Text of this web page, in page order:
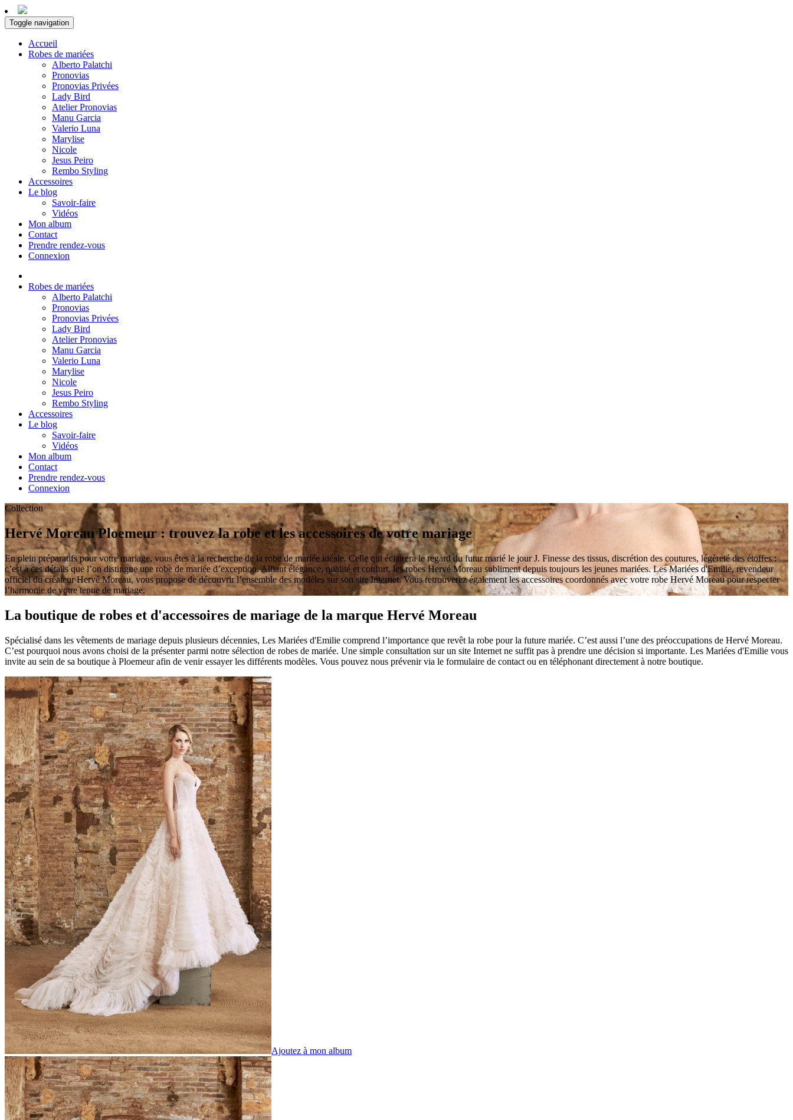
Toggle navigation
Accueil
Robes de mariées
Alberto Palatchi
Pronovias
Pronovias Privées
Lady Bird
Atelier Pronovias
Manu Garcia
Valerio Luna
Marylise
Nicole
Jesus Peiro
Rembo Styling
Accessoires
Le blog
Savoir-faire
Vidéos
Mon album
Contact
Prendre rendez-vous
Connexion
Robes de mariées
Alberto Palatchi
Pronovias
Pronovias Privées
Lady Bird
Atelier Pronovias
Manu Garcia
Valerio Luna
Marylise
Nicole
Jesus Peiro
Rembo Styling
Accessoires
Le blog
Savoir-faire
Vidéos
Mon album
Contact
Prendre rendez-vous
Connexion
Collection
Hervé Moreau Ploemeur : trouvez la robe et les accessoires de votre mariage
En plein préparatifs pour votre mariage, vous êtes à la recherche de la robe de mariée idéale. Celle qui éclairera le regard du futur marié le jour J. Finesse des tissus, discrétion des coutures, légèreté des étoffes :
c’est à ces détails que l’on distingue une robe de mariée d’exception. Alliant élégance, qualité et confort, les robes Hervé Moreau subliment depuis toujours les jeunes mariées. Les Mariées d'Emilie, revendeur
officiel du créateur Hervé Moreau, vous propose de découvrir l’ensemble des modèles sur son site Internet. Vous retrouverez également les accessoires coordonnés avec votre robe Hervé Moreau pour respecter
l’harmonie de votre tenue de mariage.
La boutique de robes et d'accessoires de mariage de la marque Hervé Moreau
Spécialisé dans les vêtements de mariage depuis plusieurs décennies, Les Mariées d'Emilie comprend l’importance que revêt la robe pour la future mariée. C’est aussi l’une des préoccupations de Hervé Moreau.
C’est pourquoi nous avons choisi de la présenter parmi notre sélection de robes de mariée. Une simple consultation sur un site Internet ne suffit pas à prendre une décision si importante. Les Mariées d'Emilie vous
invite au sein de sa boutique à Ploemeur afin de venir essayer les différents modèles. Vous pouvez nous prévenir via le formulaire de contact ou en téléphonant directement à notre boutique.
Ajoutez à mon album